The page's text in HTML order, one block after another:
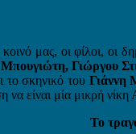
μας, οι φίλοι, οι
Γιώργου
το σκηνικό του Γιάννη
να είναι μία μικρή
Το